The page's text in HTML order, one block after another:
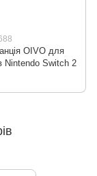
OIVO для
Nintendo Switch 2